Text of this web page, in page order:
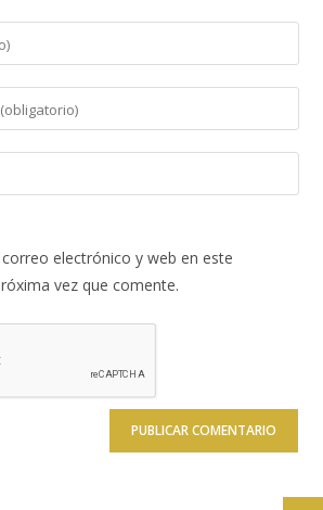
electrónico y web en este
vez que comente.